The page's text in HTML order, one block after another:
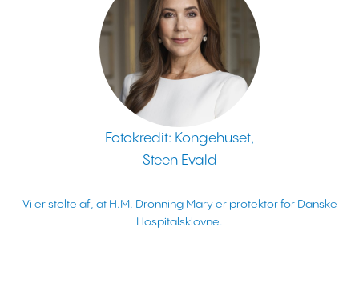
Fotokredit: Kongehuset,
Steen Evald
Vi er stolte af, at H.M. Dronning Mary er protektor for Danske
Hospitalsklovne.